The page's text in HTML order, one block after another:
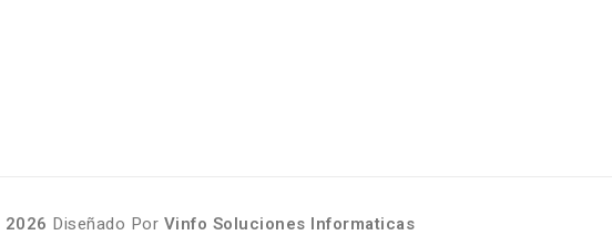
2026 Diseñado Por Vinfo Soluciones Informaticas